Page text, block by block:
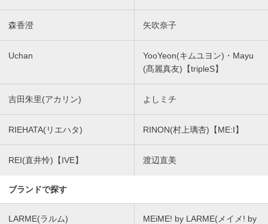
森香澄 矢吹奈子
Uchan
YooYeon(キムユヨン)・Mayu
(髙麗真友)【tripleS】
吉田朱里(アカリン) よしミチ
RIEHATA(リエハタ) RINON(村上璃杏)【ME:I】
REI(直井怜)【IVE】 渡辺直美
ブランドで探す
LARME(ラルム)
MEiME! by LARME(メイメ! by